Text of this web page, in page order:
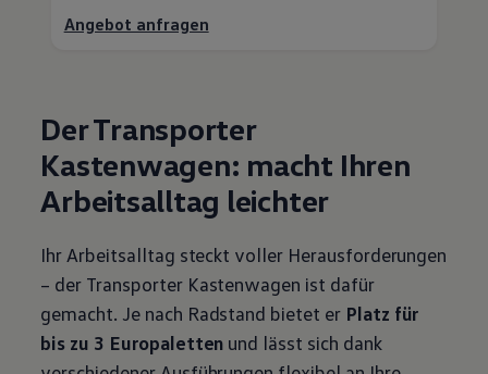
Angebot anfragen
DerTransporter
Kastenwagen: macht Ihren
Arbeitsalltag leichter
Ihr Arbeitsalltag steckt voller Herausforderungen
– der TransporterKastenwagen ist dafür
gemacht. Je nach Radstand bietet er Platz für
bis zu 3 Europaletten und lässt sich dank